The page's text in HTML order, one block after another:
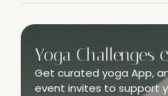
Yoga Challenges
Get curated yoga App,
event invites to support